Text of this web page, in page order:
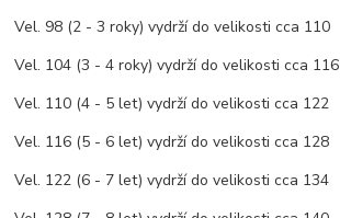
Vel. 98 (2 - 3 roky) vydrží do velikosti cca 110
Vel. 104 (3 - 4 roky) vydrží do velikosti cca 116
Vel. 110 (4 - 5 let) vydrží do velikosti cca 122
Vel. 116 (5 - 6 let) vydrží do velikosti cca 128
Vel. 122 (6 - 7 let) vydrží do velikosti cca 134